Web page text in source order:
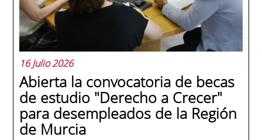
Generac Power Systems en Estados Unidos
y antiguo alumno...
16 Julio 2026
Abierta la convocatoria de becas
de estudio "Derecho a Crecer"
para desempleados de la Región
de Murcia